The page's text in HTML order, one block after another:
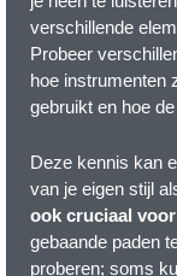
verschillende
Probeer
hoe instrumenten
gebruikt en hoe
Deze kennis kan
van je eigen stijl
ook cruciaal
gebaande paden
proberen; soms